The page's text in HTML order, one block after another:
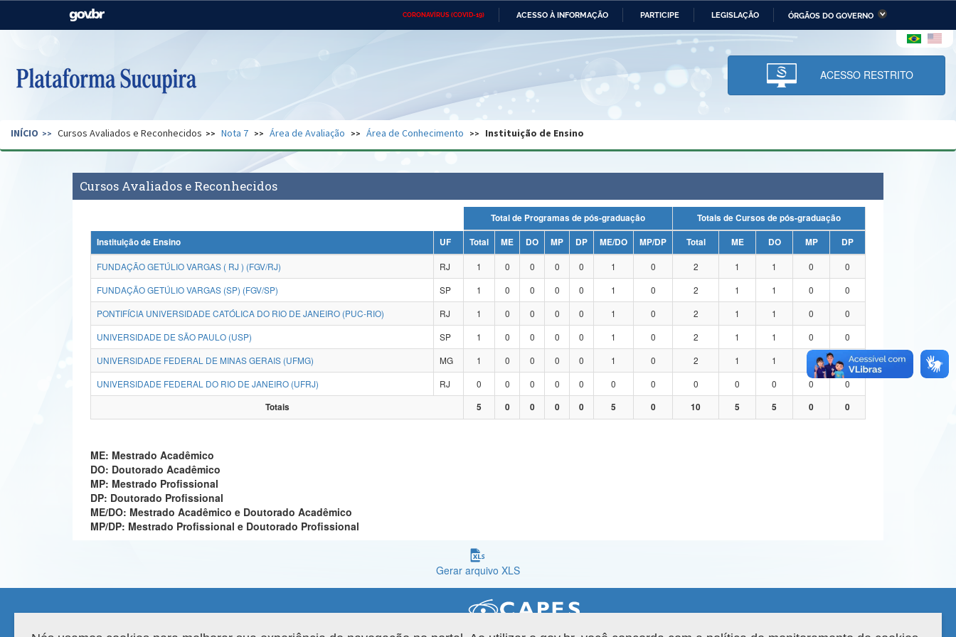
CORONAVÍRUS (COVID-19) ACESSO À INFORMAÇÃO PARTICIPE LEGISLAÇÃO ÓRGÃOS DO GOVERNO
Casa Civil Ministério das Relações Ministério da Economia Ministério da Infraestrutura
Pecuária e Abastecimento
Ministério da Ciência,
Tecnologia, Inovações e
Comunicações
Ministério do Desenvolvimento
Regional e dos Direitos Humanos
Secretaria de Governo Gabinete de Segurança Advocacia-Geral da União Banco Central do Brasil Planalto
ACESSO RESTRITO
INÍCIO Cursos Avaliados e Reconhecidos Nota 7 Área de Avaliação Área de Conhecimento Instituição de Ensino
Cursos Avaliados e Reconhecidos
Total de Programas de pós-graduação
Totais de Cursos de pós-graduação
Instituição de Ensino
UF Total ME DO MP DP ME/DO MP/DP Total ME DO MP
DP
FUNDAÇÃO GETÚLIO VARGAS ( RJ ) (FGV/RJ)
RJ 1 0 0 0 0 1 0 2 1 1 0
0
FUNDAÇÃO GETÚLIO VARGAS (SP) (FGV/SP)
SP 1 0 0 0 0 1 0 2 1 1 0
0
PONTIFÍCIA UNIVERSIDADE CATÓLICA DO RIO DE JANEIRO (PUC-RIO)
RJ 1 0 0 0 0 1 0 2 1 1 0
0
UNIVERSIDADE DE SÃO PAULO (USP)
SP 1 0 0 0 0 1 0 2 1 1 0
0
UNIVERSIDADE FEDERAL DE MINAS GERAIS (UFMG)
MG 1 0 0 0 0 1 0 2 1 1
0
UNIVERSIDADE FEDERAL DO RIO DE JANEIRO (UFRJ)
RJ 0 0 0 0 0 0 0 0 0 0 0
0
Totais
5 0 0 0 0 5 0 10 5 5 0 0
ME: Mestrado Acadêmico
DO: Doutorado Acadêmico
MP: Mestrado Profissional
DP: Doutorado Profissional
ME/DO: Mestrado Acadêmico e Doutorado Acadêmico
MP/DP: Mestrado Profissional e Doutorado Profissional
Gerar arquivo XLS